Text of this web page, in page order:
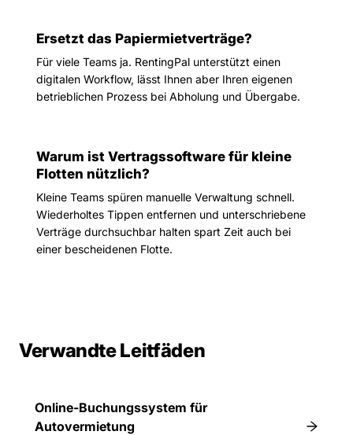
Ersetzt das Papiermietverträge?
Für viele Teams ja. RentingPal unterstützt einen
digitalen Workflow, lässt Ihnen aber Ihren eigenen
betrieblichen Prozess bei Abholung und Übergabe.
Warum ist Vertragssoftware für kleine
Flotten nützlich?
Kleine Teams spüren manuelle Verwaltung schnell.
Wiederholtes Tippen entfernen und unterschriebene
Verträge durchsuchbar halten spart Zeit auch bei
einer bescheidenen Flotte.
Verwandte Leitfäden
Online-Buchungssystem für
Autovermietung